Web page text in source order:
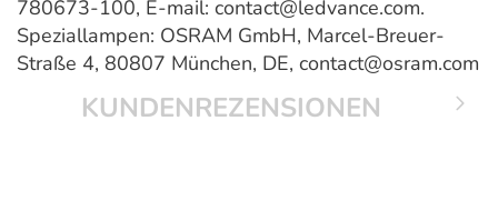
780673-100, E-mail: contact@ledvance.com.
Speziallampen: OSRAM GmbH, Marcel-Breuer-
Straße 4, 80807 München, DE, contact@osram.com
KUNDENREZENSIONEN